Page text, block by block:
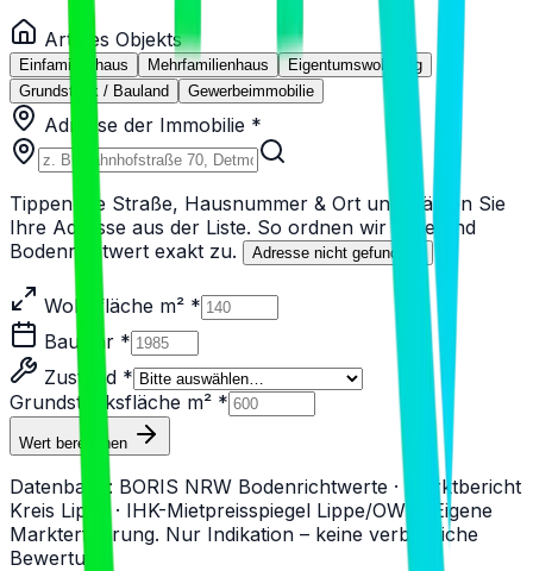
Art des Objekts
Einfamilienhaus Mehrfamilienhaus
Eigentumswohnung
Grundstück / Bauland
Gewerbeimmobilie
Adresse der Immobilie *
Tippen Sie Straße, Hausnummer & Ort und wählen Sie
Ihre Adresse aus der Liste. So ordnen wir Lage und
Bodenrichtwert exakt zu.
Adresse nicht gefunden?
Wohnfläche m² *
Baujahr *
Zustand *
Grundstücksfläche m² *
Wert berechnen
Datenbasis: BORIS NRW Bodenrichtwerte · Marktbericht
Kreis Lippe · IHK-Mietpreisspiegel Lippe/OWL · Eigene
Markterfahrung. Nur Indikation – keine verbindliche
Bewertung.